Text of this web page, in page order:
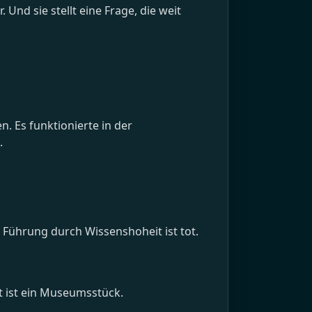
sie stellt eine Frage, die weit
Es funktionierte in der
durch Wissenshoheit ist tot.
ein Museumsstück.